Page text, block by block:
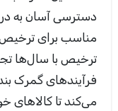
دسترسی آسان به
مناسب برای ترخیص
ترخیص با سال‌ها
فرآیندهای گمرک
می‌کند تا کالاهای